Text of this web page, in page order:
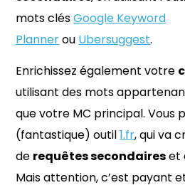
mots clésGoogle Keyword
Plannerou Ubersuggest.
Enrichissez également votre
utilisant des mots
que votre MC principal. Vous
(fantastique) outil1.fr, qui va
de requêtes secondaireset
Mais attention, c’est payant